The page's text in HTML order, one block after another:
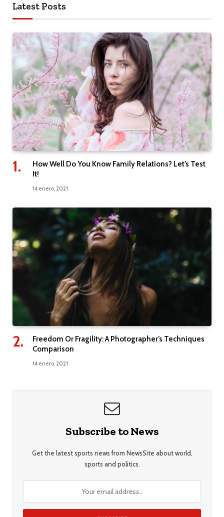
Latest Posts
How Well Do You Know Family Relations? Let’s Test
It!
14 enero, 2021
Freedom Or Fragility: A Photographer’s Techniques
Comparison
14 enero, 2021
Subscribe to News
Get the latest sports news from NewsSite about world,
sports and politics.